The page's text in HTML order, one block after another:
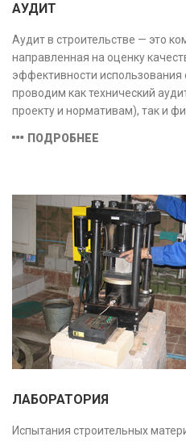
АУДИТ
Аудит в строительстве — это
направленная на оценку
эффективности
проводим как технический
проекту и нормативам), так и
безопасность и экономическую
ПОДРОБНЕЕ
ЛАБОРАТОРИЯ
Испытания строительных